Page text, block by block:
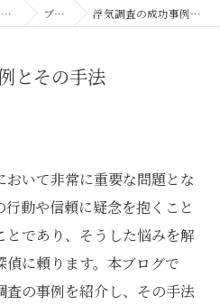
東京近郊の探偵ならアイピーユー探偵事務所 ブログ 浮気調査の成功事例とその手法
とその手法
いて非常に重要な問題とな
動や信頼に疑念を抱くこと
とであり、そうした悩みを解
に頼ります。本ブログで
査の事例を紹介し、その手法